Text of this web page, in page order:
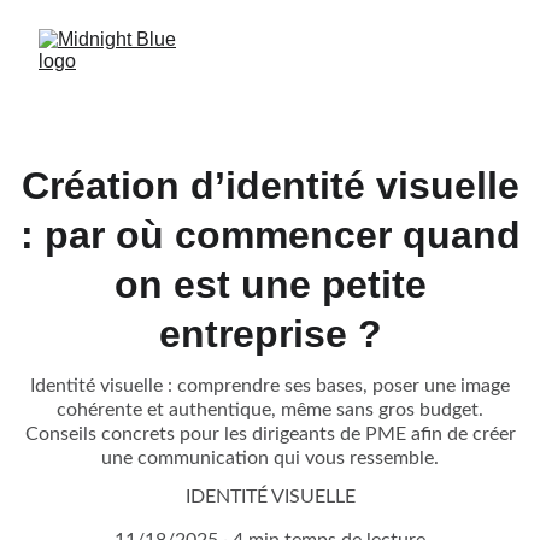
Création d’identité visuelle
: par où commencer quand
on est une petite
entreprise ?
Identité visuelle : comprendre ses bases, poser une image
cohérente et authentique, même sans gros budget.
Conseils concrets pour les dirigeants de PME afin de créer
une communication qui vous ressemble.
IDENTITÉ VISUELLE